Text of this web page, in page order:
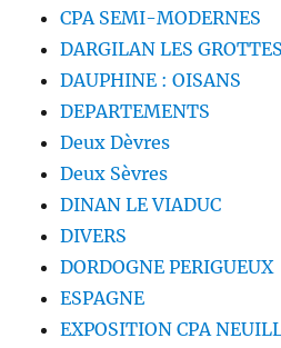
CPA SEMI-MODERNES
DARGILAN LES GROTTES
DAUPHINE : OISANS
DEPARTEMENTS
Deux Dèvres
Deux Sèvres
DINAN LE VIADUC
DIVERS
DORDOGNE PERIGUEUX
ESPAGNE
EXPOSITION CPA